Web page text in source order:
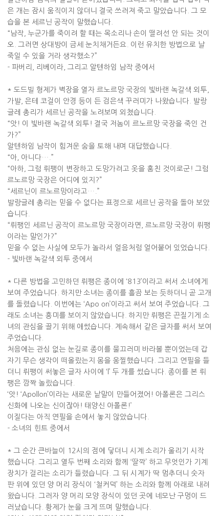
은 개는 잠시 움직이지 않더니 결국 쓰러져 죽고 말았습니다
그 모
습을 본 세르닌 공작이 말했습니다
“ 남작 누군가를 죽이려 할 때는 목소리나 손이 떨려선 안 되는 것이
오
그러면 상대방이 금세 눈치채거든요
이런 유치한 방법으로 날
죽일 수 있을 거라 생각했소 ?”
- 파버리 리베이라 그리고 알텐하임 남작 중에서
* 도드빌 형제가 벽장을 열자 르노르망 국장의 빛바랜 녹갈색 외투
가발, 은테 코걸이 안경 등이 든 검은색 꾸러미가 나왔습니다
발랑
글레 총리가 세르닌 공작을 노려보며 외쳤습니다
“앗 ! 이 빛바랜 녹갈색 외투 ! 결국 저놈이 르노르망 국장을 죽인 건
가?”
알텐하임 남작이 힘겨운 숨을 토해 내며 대답했습니다
“아 아니다 … .”
“아하 그럼 뤼팽이 변장하고 도망가려고 옷을 훔친 것이로군 ! 그럼
르노르망 국장은 어디에 있지 ?”
“세르닌이 르노르망이라고 … .”
발랑글레 총리는 믿을 수 없다는 표정으로 세르닌 공작을 돌아 보았
습니다
“뤼팽인 세르닌 공작이 르노르망 국장이라면
르노르망 국장이 뤼팽
이라는 말인가?”
믿을 수 없는 사실에 모두가 놀라서 얼음처럼 얼어붙어 있었습니다
- 빛바랜 녹갈색 외투 중에서
* 다른 방법을 고민하던 뤼팽은 종이에 ‘813’이라고 써서 소녀에게
보여 주었습니다 하지만 소녀는 종이를 흘끔 보는 듯하더니 곧 고개
를 돌렸습니다
이번에는 ‘Apo on’이라고 써서 보여 주었습니다
그
래도 소녀는 흥미를 보이지 않았습니다 하지만 뤼팽은 끈질기게 소
녀의 관심을 끌기 위해 애썼습니다
계속해서 같은 글자를 써서 보여
주었습니다
처음에는 관심 없는 눈길로 종이를 물끄러미 바라볼 뿐이었는데 갑
자기 무슨 생각이 떠올랐는지 몸을 움찔했습니다
그리고 연필을 들
더니 뤼팽이 써놓은 글자 사이에 ‘l’ 두 개를 썼습니다 종이를 본 뤼
팽은 깜짝 놀랐습니다
‘앗 ! ‘Apollon’이라는 새로운 낱말이 만들어졌어 ! 아폴론은 그리스
신화에 나오는 신이잖아 ! 태양신 아폴론 !’
이질다는 아직 연필을 손에서 놓지 않았습니다
- 소녀의 힌트 중에서
* 그 순간 큰바늘이 12시의 점에 닿더니 시계 소리가 울리기 시작
했습니다
그리고 열두 번째 소리와 함께 ‘딸깍’ 하고 무엇인가 기계
장치가 걸리는 소리가 들렸습니다
그 뒤 시계가 딱 멈추더니 숫자
판 위에 있던 양 머리 장식이 ‘철커덕’ 하는 소리와 함께 아래로 내려
왔습니다
그러자 양 머리 모양 장식이 있던 곳에 네모난 구멍이 드
러났습니다 황제가 눈을 크게 뜨며 말했습니다